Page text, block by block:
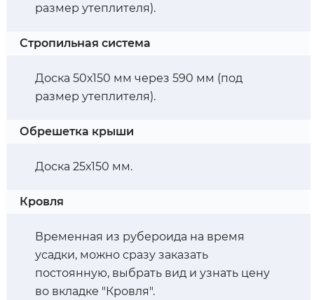
размер утеплителя).
Стропильная система
Доска 50х150 мм через 590 мм (под
размер утеплителя).
Обрешетка крыши
Доска 25х150 мм.
Кровля
Временная из рубероида на время
усадки, можно сразу заказать
постоянную, выбрать вид и узнать цену
во вкладке "Кровля".